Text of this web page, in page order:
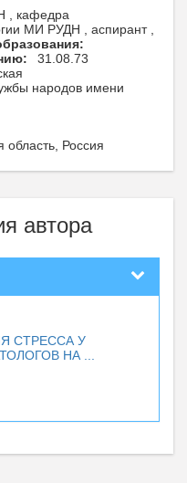
, кафедра
МИ РУДН , аспирант ,
31.08.73
народов имени
область, Россия
автора
СТРЕССА У
НА ...